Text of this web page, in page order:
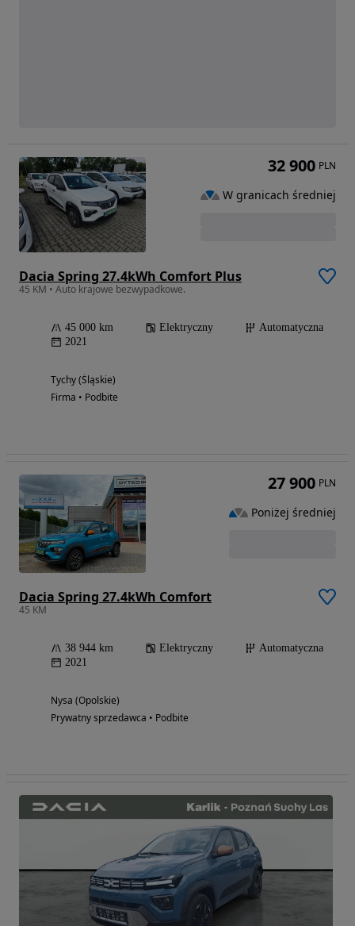
Dacia Spring 27.4kWh Comfort Plus
45 KM • Auto krajowe bezwypadkowe.
45 000 km Elektryczny
Automatyczna
2021
Tychy (Śląskie)
Firma • Podbite
32 900 PLN
W granicach średniej
Dacia Spring 27.4kWh Comfort
45 KM
38 944 km Elektryczny
Automatyczna
2021
Nysa (Opolskie)
Prywatny sprzedawca • Podbite
27 900 PLN
Poniżej średniej